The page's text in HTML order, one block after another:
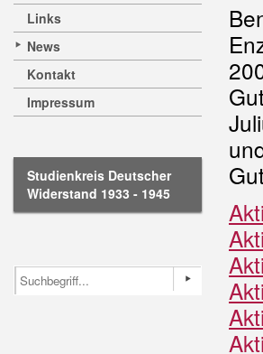
Links
News
Kontakt
Impressum
Studienkreis Deutscher
Widerstand 1933 - 1945